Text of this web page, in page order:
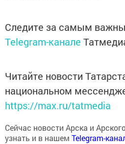
Следите за самым
Telegram-канале
Читайте новости
национальном
https://max.ru/tatmedia
Сейчас новости Арска и
узнать и в нашем Telegram-